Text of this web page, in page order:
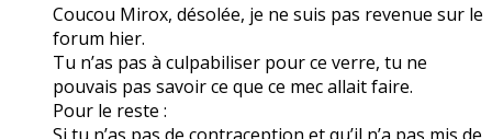
Coucou Mirox, désolée, je ne suis pas revenue sur le
forum hier.
Tu n’as pas à culpabiliser pour ce verre, tu ne
pouvais pas savoir ce que ce mec allait faire.
Pour le reste :